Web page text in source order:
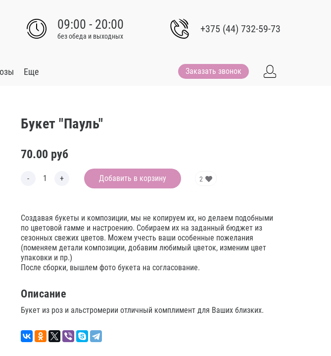
09:00 - 20:00
без обеда и выходных
+375 (44) 732-59-73
Еще Заказать звонок
Букет "Пауль"
70.00 руб
Добавить в корзину 2
Создавая букеты и композиции, мы не копируем их, но делаем подобными
по цветовой гамме и настроению. Собираем их на заданный бюджет из
сезонных свежих цветов. Можем учесть ваши особенные пожелания
(поменяем детали композиции, добавим любимый цветок, изменим цвет
упаковки и пр.)
После сборки, вышлем фото букета на согласование.
Описание
Букет из роз и альстромерии отличный комплимент для Ваших близких.